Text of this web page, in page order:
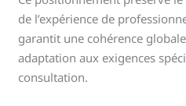
de l’expérience de
garantit une cohérence
adaptation aux exigences
consultation.